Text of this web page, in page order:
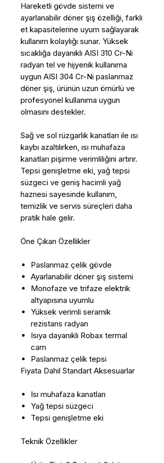
Hareketli gövde sistemi ve
ayarlanabilir döner şiş özelliği, farklı
et kapasitelerine uyum sağlayarak
kullanım kolaylığı sunar. Yüksek
sıcaklığa dayanıklı AISI 310 Cr-Ni
radyan tel ve hijyenik kullanıma
uygun AISI 304 Cr-Ni paslanmaz
döner şiş, ürünün uzun ömürlü ve
profesyonel kullanıma uygun
olmasını destekler.
Sağ ve sol rüzgarlık kanatları ile ısı
kaybı azaltılırken, ısı muhafaza
kanatları pişirme verimliliğini artırır.
Tepsi genişletme eki, yağ tepsi
süzgeci ve geniş hacimli yağ
haznesi sayesinde kullanım,
temizlik ve servis süreçleri daha
pratik hale gelir.
Öne Çıkan Özellikler
Paslanmaz çelik gövde
Ayarlanabilir döner şiş sistemi
Monofaze ve trifaze elektrik
altyapısına uyumlu
Yüksek verimli seramik
rezistans radyan
Isıya dayanıklı Robax termal
cam
Paslanmaz çelik tepsi
Fiyata Dahil Standart Aksesuarlar
Isı muhafaza kanatları
Yağ tepsi süzgeci
Tepsi genişletme eki
Teknik Özellikler